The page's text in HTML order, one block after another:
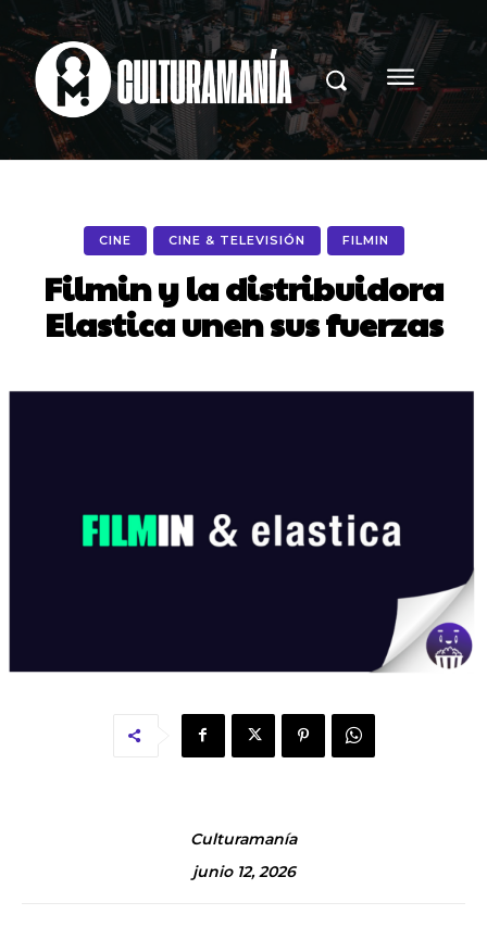
CINE CINE & TELEVISIÓN FILMIN
Filmin y la distribuidora
Elastica unen sus fuerzas
Culturamanía
junio 12, 2026